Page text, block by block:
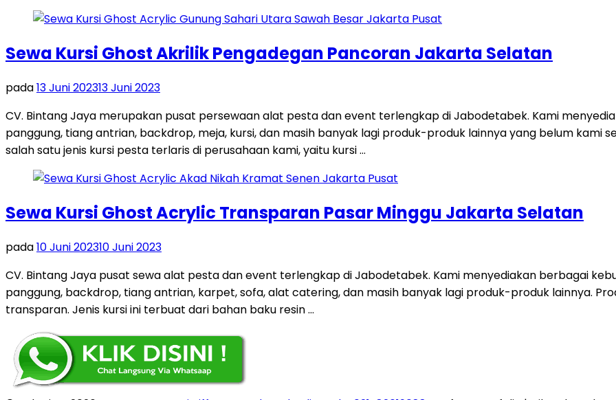
Sewa Kursi Ghost Akrilik Pengadegan Pancoran Jakarta Selatan
pada13 Juni 202313 Juni 2023
CV. Bintang Jaya merupakan pusat persewaan alat pesta dan event terlengkap di Jabodetabek. Kami
panggung, tiang antrian, backdrop, meja, kursi, dan masih banyak lagi produk-produk lainnya yang belum kami
salah satu jenis kursi pesta terlaris di perusahaan kami, yaitu kursi …
Sewa Kursi Ghost Acrylic Transparan Pasar Minggu Jakarta Selatan
pada10 Juni 202310 Juni 2023
CV. Bintang Jaya pusat sewa alat pesta dan event terlengkap di Jabodetabek. Kami menyediakan berbagai
panggung, backdrop, tiang antrian, karpet, sofa, alat catering, dan masih banyak lagi produk-produk lainnya.
transparan. Jenis kursi ini terbuat dari bahan baku resin …